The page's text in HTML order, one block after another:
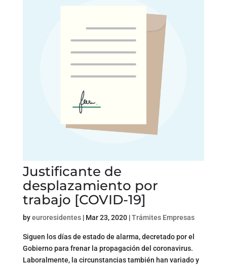
Justificante de
desplazamiento por
trabajo [COVID-19]
byeuroresidentes| Mar 23, 2020|Trámites Empresas
Siguen los días de estado de alarma, decretado por el
Gobierno para frenar la propagación del coronavirus.
Laboralmente, la circunstancias también han variado y